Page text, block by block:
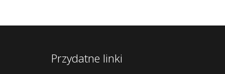
Przydatne linki